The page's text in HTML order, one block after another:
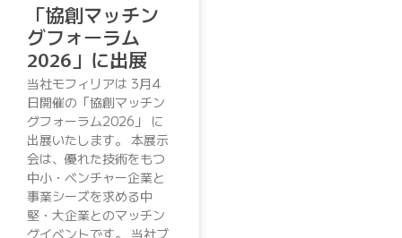
「協創マッチン
グフォーラム
2026」に出展
当社モフィリアは 3月4
日開催の「協創マッチン
グフォーラム2026」 に
出展いたします。 本展示
会は、優れた技術をもつ
中小・ベンチャー企業と
事業シーズを求める中
堅・大企業とのマッチン
グイベントです。 当社ブ